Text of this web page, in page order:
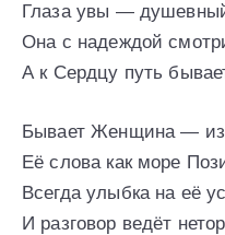
Глаза увы —
Она с надеждой
А к Сердцу путь
Бывает Женщина —
Её слова как море
Всегда улыбка на её
И разговор ведёт